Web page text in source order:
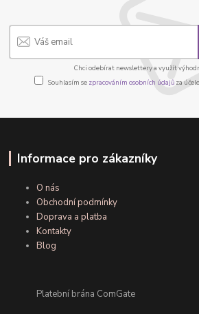
Chci odebírat newslettery a využít
Souhlasím se zpracováním osobních údajůza
Informace pro zákazníky
O nás
Obchodní podmínky
Doprava a platba
Kontakty
Blog
Platební brána ComGate